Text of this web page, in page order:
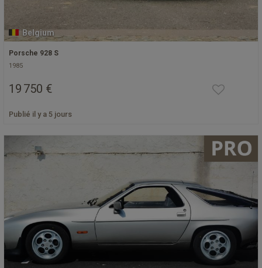
Belgium
Porsche 928 S
1985
19 750 €
Publié il y a 5 jours